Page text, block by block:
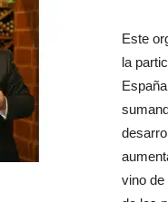
Este
la
vino de